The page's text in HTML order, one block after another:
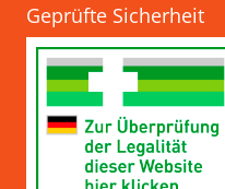
Geprüfte Sicherheit